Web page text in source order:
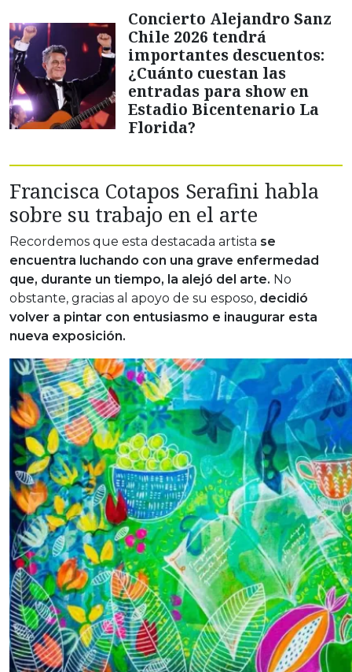
Concierto Alejandro Sanz
Chile 2026 tendrá
importantes descuentos:
¿Cuánto cuestan las
entradas para show en
Estadio Bicentenario La
Florida?
Francisca Cotapos Serafini habla
sobre su trabajo en el arte
Recordemos que esta destacada artista se
encuentra luchando con una grave enfermedad
que, durante un tiempo, la alejó del arte. No
obstante, gracias al apoyo de su esposo, decidió
volver a pintar con entusiasmo e inaugurar esta
nueva exposición.